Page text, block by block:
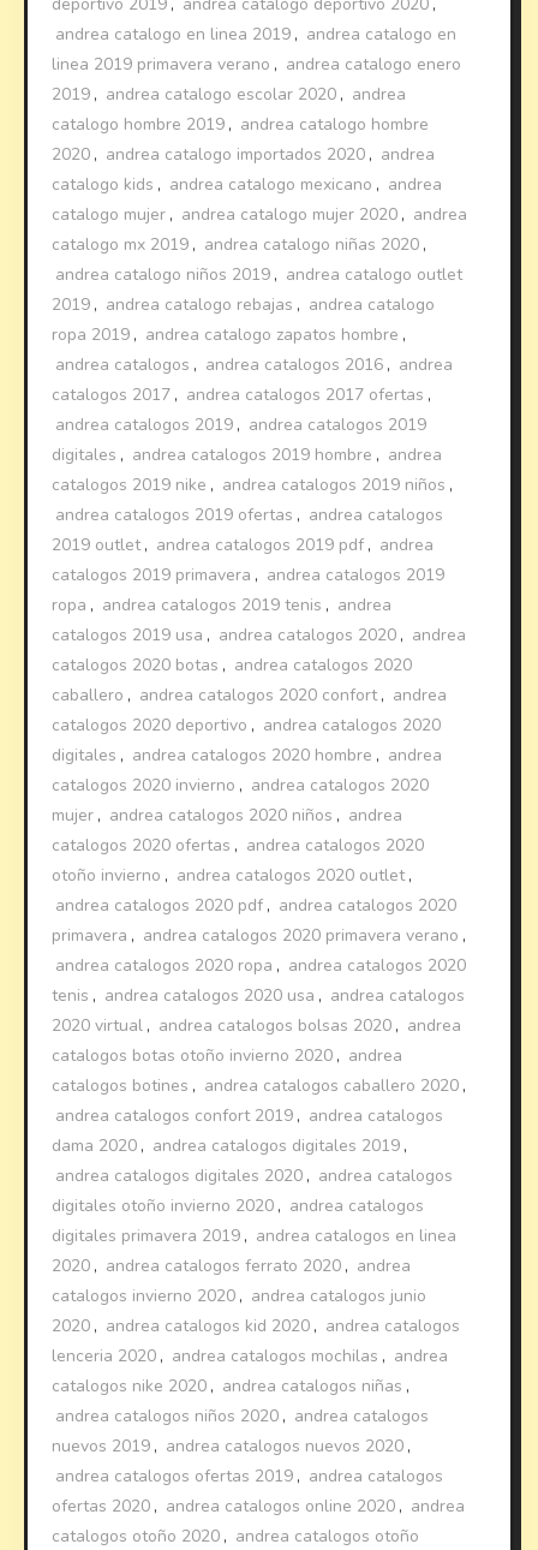
andrea catalogo en linea 2019 , andrea catalogo en
linea 2019 primavera verano , andrea catalogo enero
2019 , andrea catalogo escolar 2020 , andrea
catalogo hombre 2019 , andrea catalogo hombre
2020 , andrea catalogo importados 2020 , andrea
catalogo kids , andrea catalogo mexicano , andrea
catalogo mujer , andrea catalogo mujer 2020 , andrea
catalogo mx 2019 , andrea catalogo niñas 2020 ,
andrea catalogo niños 2019 , andrea catalogo outlet
2019 , andrea catalogo rebajas , andrea catalogo
ropa 2019 , andrea catalogo zapatos hombre ,
andrea catalogos , andrea catalogos 2016 , andrea
catalogos 2017 , andrea catalogos 2017 ofertas ,
andrea catalogos 2019 , andrea catalogos 2019
digitales , andrea catalogos 2019 hombre , andrea
catalogos 2019 nike , andrea catalogos 2019 niños ,
andrea catalogos 2019 ofertas , andrea catalogos
2019 outlet, andrea catalogos 2019 pdf , andrea
catalogos 2019 primavera , andrea catalogos 2019
ropa , andrea catalogos 2019 tenis , andrea
catalogos 2019 usa , andrea catalogos 2020 , andrea
catalogos 2020 botas , andrea catalogos 2020
caballero , andrea catalogos 2020 confort, andrea
catalogos 2020 deportivo , andrea catalogos 2020
digitales , andrea catalogos 2020 hombre , andrea
catalogos 2020 invierno , andrea catalogos 2020
mujer , andrea catalogos 2020 niños , andrea
catalogos 2020 ofertas , andrea catalogos 2020
otoño invierno , andrea catalogos 2020 outlet,
andrea catalogos 2020 pdf , andrea catalogos 2020
primavera , andrea catalogos 2020 primavera verano ,
andrea catalogos 2020 ropa , andrea catalogos 2020
tenis , andrea catalogos 2020 usa , andrea catalogos
2020 virtual , andrea catalogos bolsas 2020 , andrea
catalogos botas otoño invierno 2020 , andrea
catalogos botines , andrea catalogos caballero 2020 ,
andrea catalogos confort 2019 , andrea catalogos
dama 2020 , andrea catalogos digitales 2019 ,
andrea catalogos digitales 2020 , andrea catalogos
digitales otoño invierno 2020 , andrea catalogos
digitales primavera 2019 , andrea catalogos en linea
2020 , andrea catalogos ferrato 2020 , andrea
catalogos invierno 2020 , andrea catalogos junio
2020 , andrea catalogos kid 2020 , andrea catalogos
lenceria 2020 , andrea catalogos mochilas , andrea
catalogos nike 2020 , andrea catalogos niñas ,
andrea catalogos niños 2020 , andrea catalogos
nuevos 2019 , andrea catalogos nuevos 2020 ,
andrea catalogos ofertas 2019 , andrea catalogos
ofertas 2020 , andrea catalogos online 2020 , andrea
catalogos otoño 2020 , andrea catalogos otoño